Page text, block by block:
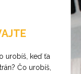
urobíš, keď ťa
Čo urobíš,